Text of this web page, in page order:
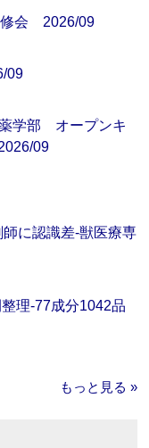
修会 2026/09
09
学部 オープンキ
09
に認識差‐獣医療専
理‐77成分1042品
もっと見る »